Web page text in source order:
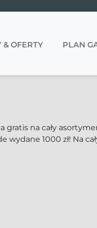
& OFERTY PLAN
gratis na cały
wydane 1000 zł! Na